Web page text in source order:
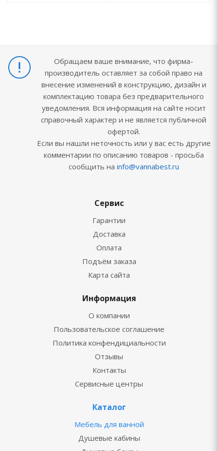
Обращаем ваше внимание, что фирма-
производитель оставляет за собой право на
внесение изменений в конструкцию, дизайн и
комплектацию товара без предварительного
уведомления. Вся информация на сайте носит
справочный характер и не является публичной
офертой.
Если вы нашли неточность или у вас есть другие
комментарии по описанию товаров - просьба
сообщить на info@vannabest.ru
Сервис
Гарантии
Доставка
Оплата
Подъём заказа
Карта сайта
Информация
О компании
Пользовательское соглашение
Политика конфендициальности
Отзывы
Контакты
Сервисные центры
Каталог
Мебель для ванной
Душевые кабины